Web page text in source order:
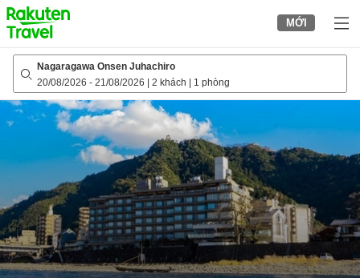
to
top
page
MỚI
Nagaragawa Onsen Juhachiro
20/08/2026 - 21/08/2026 2 khách 1 phòng